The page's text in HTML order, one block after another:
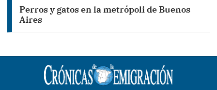
Perros y gatos en la metrópoli de Buenos
Aires